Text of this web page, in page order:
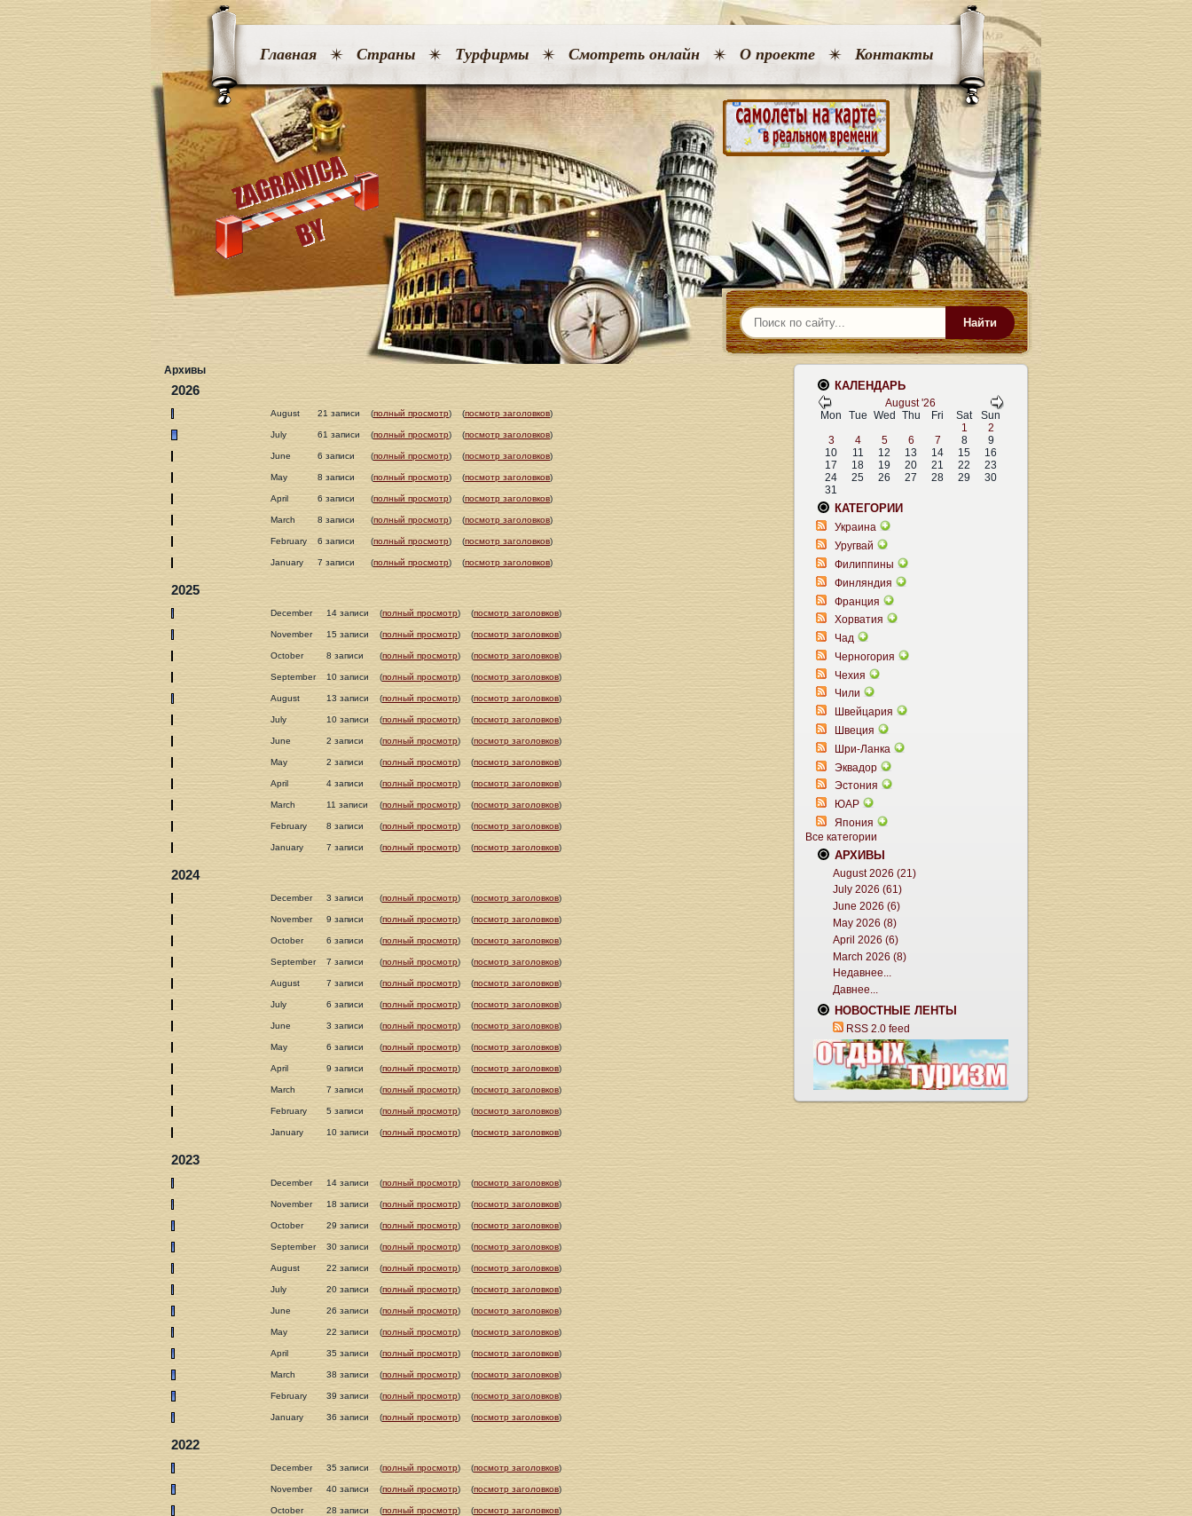
Главная Страны Турфирмы Смотреть онлайн О проекте Контакты
Найти
Архивы
2026
August 21 записи (полный просмотр) (посмотр заголовков)
July 61 записи (полный просмотр) (посмотр заголовков)
June 6 записи (полный просмотр) (посмотр заголовков)
May 8 записи (полный просмотр) (посмотр заголовков)
April 6 записи (полный просмотр) (посмотр заголовков)
March 8 записи (полный просмотр) (посмотр заголовков)
February 6 записи (полный просмотр) (посмотр заголовков)
January 7 записи (полный просмотр) (посмотр заголовков)
2025
December 14 записи (полный просмотр) (посмотр заголовков)
November 15 записи (полный просмотр) (посмотр заголовков)
October 8 записи (полный просмотр) (посмотр заголовков)
September 10 записи (полный просмотр) (посмотр заголовков)
August 13 записи (полный просмотр) (посмотр заголовков)
July 10 записи (полный просмотр) (посмотр заголовков)
June 2 записи (полный просмотр) (посмотр заголовков)
May 2 записи (полный просмотр) (посмотр заголовков)
April 4 записи (полный просмотр) (посмотр заголовков)
March 11 записи (полный просмотр) (посмотр заголовков)
February 8 записи (полный просмотр) (посмотр заголовков)
January 7 записи (полный просмотр) (посмотр заголовков)
2024
December 3 записи (полный просмотр) (посмотр заголовков)
November 9 записи (полный просмотр) (посмотр заголовков)
October 6 записи (полный просмотр) (посмотр заголовков)
September 7 записи (полный просмотр) (посмотр заголовков)
August 7 записи (полный просмотр) (посмотр заголовков)
July 6 записи (полный просмотр) (посмотр заголовков)
June 3 записи (полный просмотр) (посмотр заголовков)
May 6 записи (полный просмотр) (посмотр заголовков)
April 9 записи (полный просмотр) (посмотр заголовков)
March 7 записи (полный просмотр) (посмотр заголовков)
February 5 записи (полный просмотр) (посмотр заголовков)
January 10 записи (полный просмотр) (посмотр заголовков)
2023
December 14 записи (полный просмотр) (посмотр заголовков)
November 18 записи (полный просмотр) (посмотр заголовков)
October 29 записи (полный просмотр) (посмотр заголовков)
September 30 записи (полный просмотр) (посмотр заголовков)
August 22 записи (полный просмотр) (посмотр заголовков)
July 20 записи (полный просмотр) (посмотр заголовков)
June 26 записи (полный просмотр) (посмотр заголовков)
May 22 записи (полный просмотр) (посмотр заголовков)
April 35 записи (полный просмотр) (посмотр заголовков)
March 38 записи (полный просмотр) (посмотр заголовков)
February 39 записи (полный просмотр) (посмотр заголовков)
January 36 записи (полный просмотр) (посмотр заголовков)
2022
December 35 записи (полный просмотр) (посмотр заголовков)
November 40 записи (полный просмотр) (посмотр заголовков)
October 28 записи (полный просмотр) (посмотр заголовков)
КАЛЕНДАРЬ
August '26
Mon
Tue Wed Thu Fri Sat
Sun
1
2
3
4 5 6 7 8
9
10
11 12 13 14 15
16
17
18 19 20 21 22
23
24
25 26 27 28 29
30
31
КАТЕГОРИИ
Украина
Уругвай
Филиппины
Финляндия
Франция
Хорватия
Чад
Черногория
Чехия
Чили
Швейцария
Швеция
Шри-Ланка
Эквадор
Эстония
ЮАР
Япония
Все категории
АРХИВЫ
August 2026 (21)
July 2026 (61)
June 2026 (6)
May 2026 (8)
April 2026 (6)
March 2026 (8)
Недавнее...
Давнее...
НОВОСТНЫЕ ЛЕНТЫ
RSS 2.0 feed